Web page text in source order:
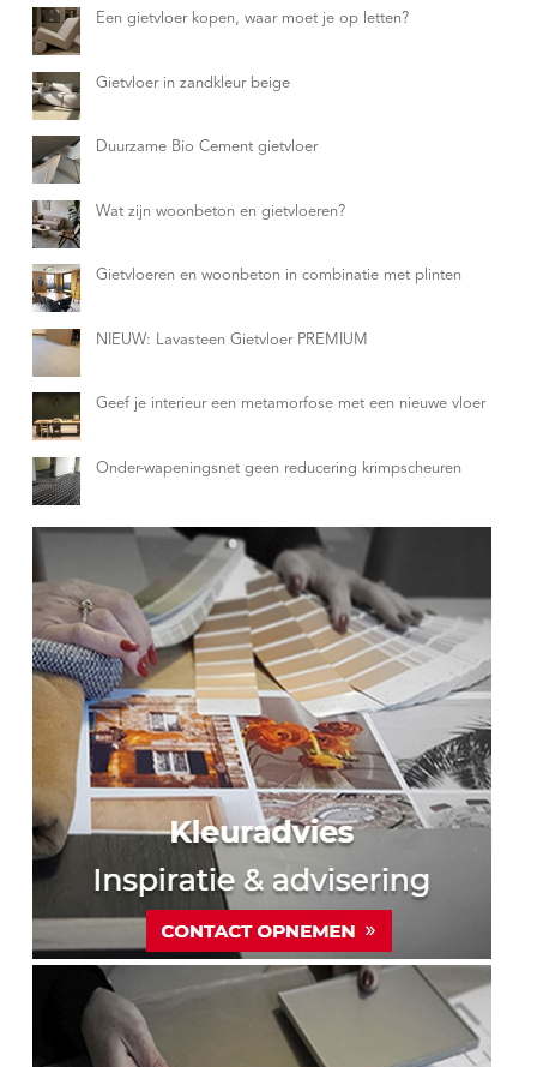
Een gietvloer kopen, waar moet je op letten?
Gietvloer in zandkleur beige
Duurzame Bio Cement gietvloer
Wat zijn woonbeton en gietvloeren?
Gietvloeren en woonbeton in combinatie met plinten
NIEUW: Lavasteen Gietvloer PREMIUM
Geef je interieur een metamorfose met een nieuwe vloer
Onder-wapeningsnet geen reducering krimpscheuren